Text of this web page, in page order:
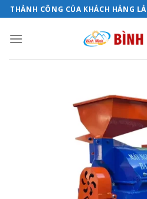
Bỏ
qua
nội
THÀNH CÔNG CỦA KHÁCH HÀNG